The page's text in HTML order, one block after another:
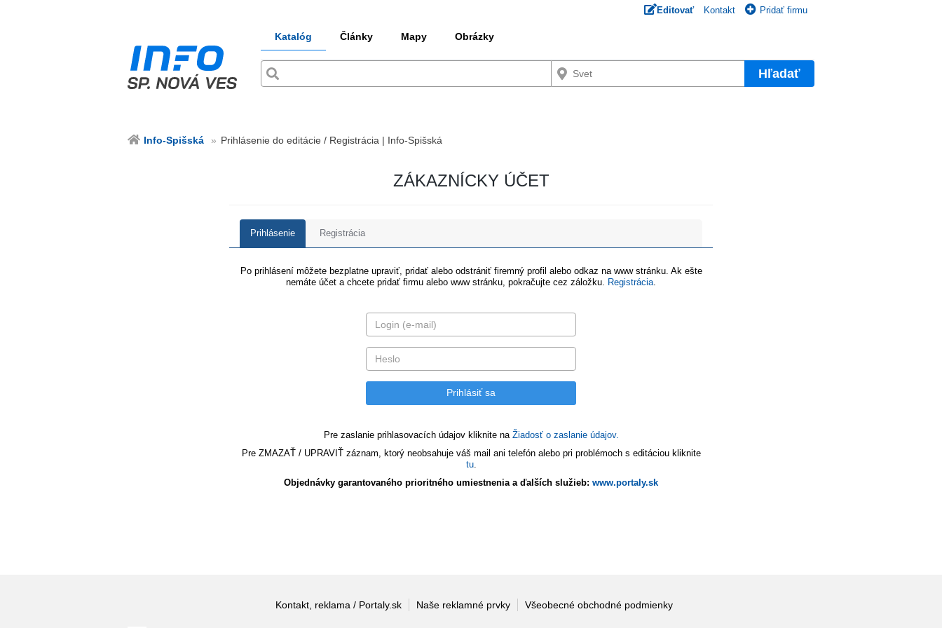
Editovať Kontakt Pridať firmu
Katalóg Články Mapy Obrázky
Hľadať
Info-Spišská Prihlásenie do editácie / Registrácia | Info-Spišská
ZÁKAZNÍCKY ÚČET
Prihlásenie Registrácia
Po prihlásení môžete bezplatne upraviť, pridať alebo odstrániť firemný profil alebo odkaz na www stránku. Ak ešte
nemáte účet a chcete pridať firmu alebo www stránku, pokračujte cez záložku.
Registrácia
Pre zaslanie prihlasovacích údajov kliknite na Žiadosť o zaslanie údajov.
Pre ZMAZAŤ / UPRAVIŤ záznam, ktorý neobsahuje váš mail ani telefón alebo pri problémoch s editáciou kliknite
tu.
Objednávky garantovaného prioritného umiestnenia a ďalších služieb: www.portaly.sk
Kontakt, reklama / Portaly.sk Naše reklamné prvky Všeobecné obchodné podmienky